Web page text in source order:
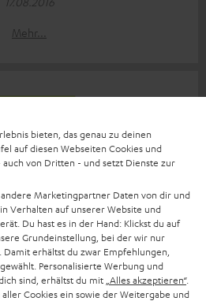
Mehr...
Pro ist der beste Bluetooth
bisher in den Händen hatte! “
16.08.2016
Mehr...
bieten, das genau zu deinen
auf diesen Webseiten Cookies und
von Dritten - und setzt Dienste zur
Marketingpartner Daten von dir und
Verhalten auf unserer Website und
Du hast es in der Hand: Klickst du auf
Grundeinstellung, bei der wir nur
erhältst du zwar Empfehlungen,
Personalisierte Werbung und
sind, erhältst du mit „Alles akzeptieren“.
Cookies ein sowie der Weitergabe und